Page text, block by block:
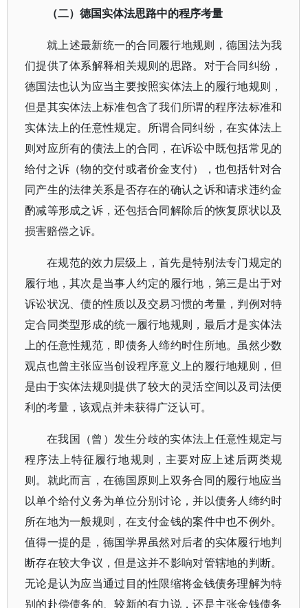
（二）德国实体法思路中的程序考量
就上述最新统一的合同履行地规则，德国法为我
们提供了体系解释相关规则的思路。对于合同纠纷，
德国法也认为应当主要按照实体法上的履行地规则，
但是其实体法上标准包含了我们所谓的程序法标准和
实体法上的任意性规定。所谓合同纠纷，在实体法上
则对应所有的债法上的合同，在诉讼中既包括常见的
给付之诉（物的交付或者价金支付），也包括针对合
同产生的法律关系是否存在的确认之诉和请求违约金
酌减等形成之诉，还包括合同解除后的恢复原状以及
损害赔偿之诉。
在规范的效力层级上，首先是特别法专门规定的
履行地，其次是当事人约定的履行地，第三是出于对
诉讼状况、债的性质以及交易习惯的考量，判例对特
定合同类型形成的统一履行地规则，最后才是实体法
上的任意性规范，即债务人缔约时住所地。虽然少数
观点也曾主张应当创设程序意义上的履行地规则，但
是由于实体法规则提供了较大的灵活空间以及司法便
利的考量，该观点并未获得广泛认可。
在我国（曾）发生分歧的实体法上任意性规定与
程序法上特征履行地规则，主要对应上述后两类规
则。就此而言，在德国原则上双务合同的履行地应当
以单个给付义务为单位分别讨论，并以债务人缔约时
所在地为一般规则，在支付金钱的案件中也不例外。
值得一提的是，德国学界虽然对后者的实体履行地判
断存在较大争议，但是这并不影响对管辖地的判断。
无论是认为应当通过目的性限缩将金钱债务理解为特
别的赴偿债务的、较新的有力说，还是主张金钱债务